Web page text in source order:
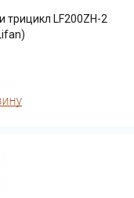
трицикл LF200ZH-2